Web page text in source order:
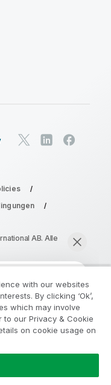
AB. Alle
teil
wertvollen
with our websites
By clicking ‘Ok’,
which may involve
to our Privacy & Cookie
on cookie usage on